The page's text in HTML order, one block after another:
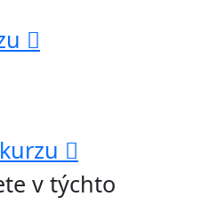
v týchto